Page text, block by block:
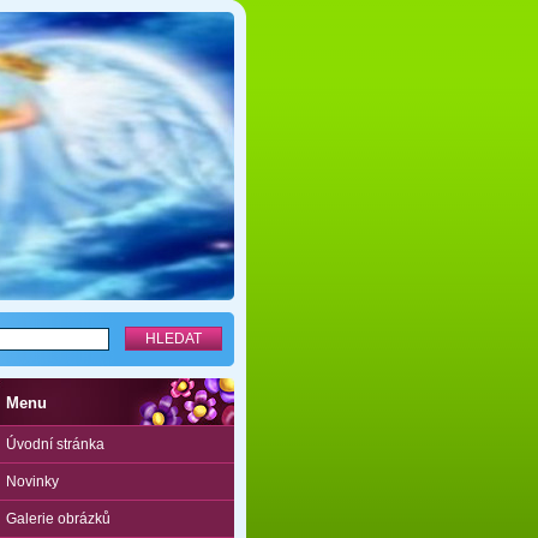
Menu
Úvodní stránka
Novinky
Galerie obrázků